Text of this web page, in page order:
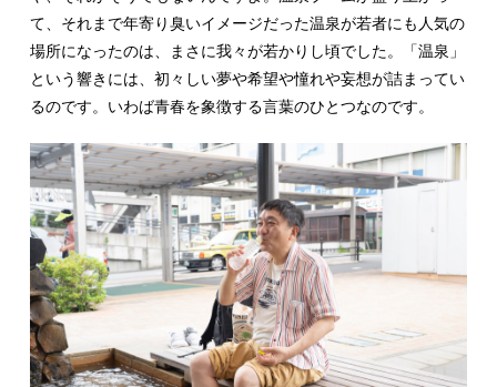
て、それまで年寄り臭いイメージだった温泉が若者にも人気の
場所になったのは、まさに我々が若かりし頃でした。「温泉」
という響きには、初々しい夢や希望や憧れや妄想が詰まってい
るのです。いわば青春を象徴する言葉のひとつなのです。